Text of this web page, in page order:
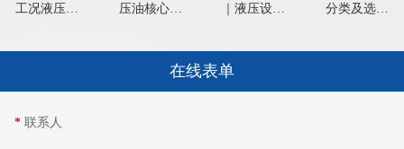
工况液压油
压油核心性
｜液压设备
备必备介质
分类及选型
在线表单
* 联系人